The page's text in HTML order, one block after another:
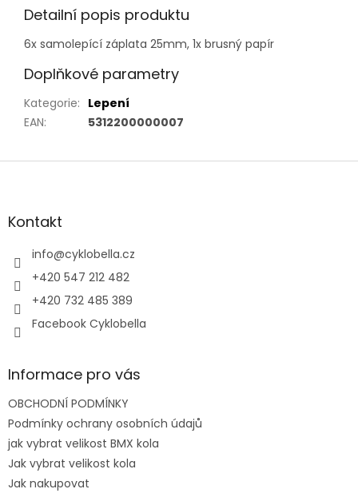
Detailní popis produktu
6x samolepící záplata 25mm, 1x brusný papír
Doplňkové parametry
Kategorie: Lepení
EAN: 5312200000007
Z
aKontakt
info@cyklobella.cz
+420 547 212 482
+420 732 485 389
Facebook Cyklobella
Informace pro vás
OBCHODNÍ PODMÍNKY
Podmínky ochrany osobních údajů
jak vybrat velikost BMX kola
Jak vybrat velikost kola
Jak nakupovat